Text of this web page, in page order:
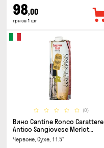
98,00
грн за 1 шт
(0)
Вино Cantine Ronco Carattere
Antico Sangiovese Merlot
Rubicone IGT 1л
Червоне, Сухе, 11.5°